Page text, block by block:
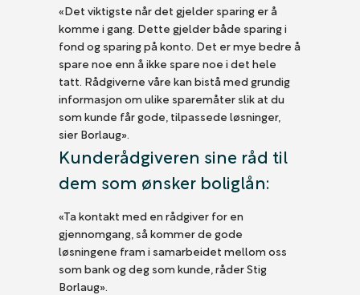
«Det viktigste når det gjelder sparing er å
komme i gang. Dette gjelder både sparing i
fond og sparing på konto. Det er mye bedre å
spare noe enn å ikke spare noe i det hele
tatt. Rådgiverne våre kan bistå med grundig
informasjon om ulike sparemåter slik at du
som kunde får gode, tilpassede løsninger,
sier Borlaug».
Kunderådgiveren sine råd til
dem som ønsker boliglån:
«Ta kontakt med en rådgiver for en
gjennomgang, så kommer de gode
løsningene fram i samarbeidet mellom oss
som bank og deg som kunde, råder Stig
Borlaug».